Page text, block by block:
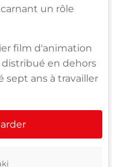
un rôle
film d'animation
en dehors
sept ans à travailler